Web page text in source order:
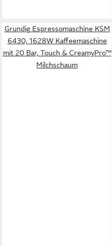
Grundig Espressomaschine KSM
6430, 1628W Kaffeemaschine
mit 20 Bar, Touch & CreamyPro™
Milchschaum